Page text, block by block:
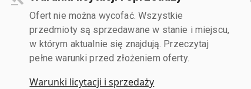
Ofert nie można wycofać. Wszystkie
przedmioty są sprzedawane w stanie i miejscu,
w którym aktualnie się znajdują. Przeczytaj
pełne warunki przed złożeniem oferty.
Warunki licytacji i sprzedaży